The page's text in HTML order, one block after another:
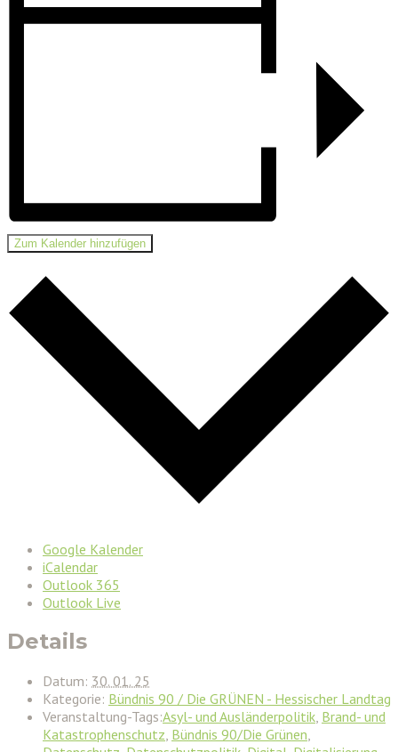
Zum Kalender hinzufügen
Google Kalender
iCalendar
Outlook 365
Outlook Live
Details
Datum: 30. 01. 25
Kategorie: Bündnis 90 / Die GRÜNEN - Hessischer Landtag
Veranstaltung-Tags:Asyl- und Ausländerpolitik, Brand- und
Katastrophenschutz, Bündnis 90/Die Grünen,